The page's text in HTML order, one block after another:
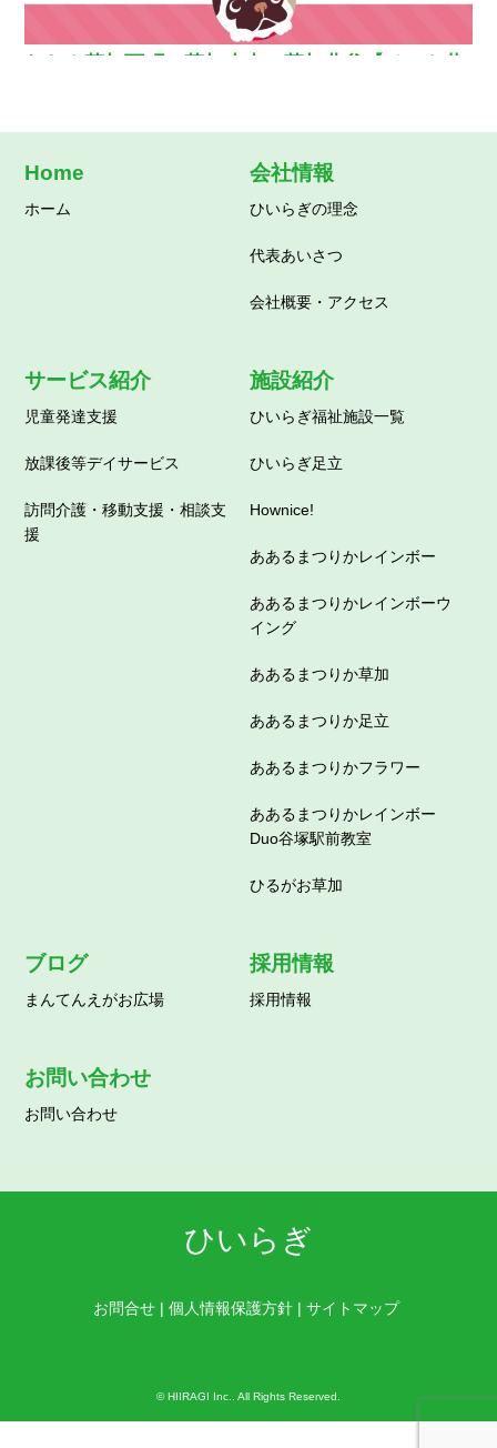
わおん草加西町・草加小山・草加北谷【ペット共
Home
ホーム
会社情報
ひいらぎの理念
代表あいさつ
会社概要・アクセス
サービス紹介
児童発達支援
放課後等デイサービス
訪問介護・移動支援・相談支
援
施設紹介
ひいらぎ福祉施設一覧
ひいらぎ足立
Hownice!
ああるまつりかレインボー
ああるまつりかレインボーウ
イング
ああるまつりか草加
ああるまつりか足立
ああるまつりかフラワー
ああるまつりかレインボー
Duo谷塚駅前教室
ひるがお草加
ブログ
まんてんえがお広場
採用情報
採用情報
お問い合わせ
お問い合わせ
ひいらぎ
お問合せ | 個人情報保護方針 | サイトマップ
©HIIRAGI Inc. . All Rights Reserved.